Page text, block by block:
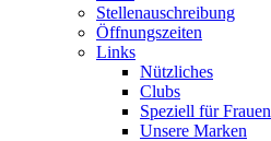
Stellenauschreibung
Öffnungszeiten
Links
Nützliches
Clubs
Speziell für Frauen​
Unsere Marken